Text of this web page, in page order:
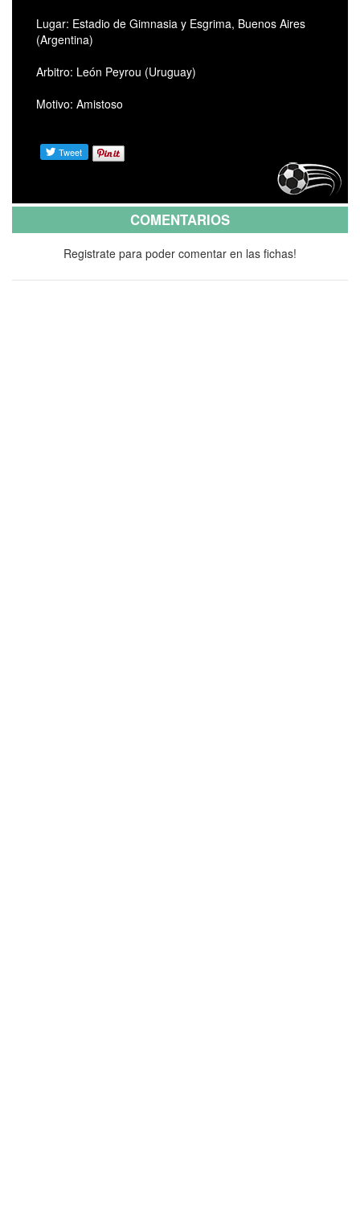
Lugar: Estadio de Gimnasia y Esgrima, Buenos Aires
(Argentina)
Arbitro: León Peyrou (Uruguay)
Motivo: Amistoso
COMENTARIOS
Registrate para poder comentar en las fichas!